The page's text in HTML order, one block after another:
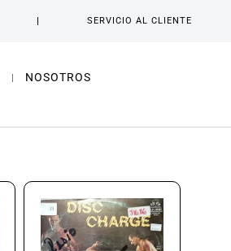
SERVICIO AL CLIENTE
NOSOTROS